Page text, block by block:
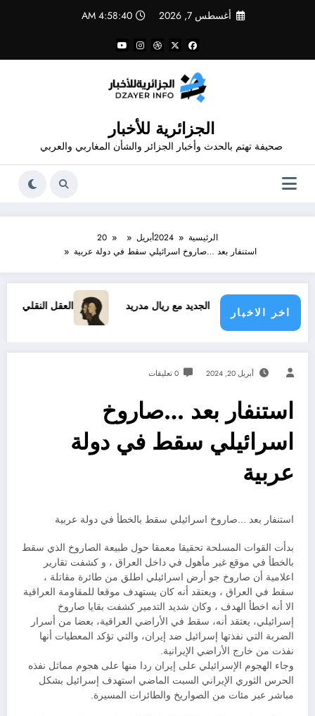
أغسطس 7, 2026 4:58:41 AM
الجزائرية للأخبار
صحيفة تهتم بالحدث وأخبار الجزائر والشأن المغاربي والعربي
الرئيسية 2024أبريل
20
استنفار بعد …صاروخ اسرائيلي سقط في دولة عربية
اخر الاخبار
عقد فينيسيوس الجديد مع ريال مدريد العقل النقلي لا يبدع
أبريل 20, 2024 0 تعليقات
استنفار بعد …صاروخ
اسرائيلي سقط في دولة
عربية
استنفار بعد …صاروخ اسرائيلي سقط بالخطأ في دولة عربية
بدأت القوات المسلحة تحقيقا معمقا حول طبيعة الصاروخ الذي سقط
بالخطأ في موقع غير مأهول في داخل العراق ، و كشفت تقارير
اعلامية أن صاروخ جو أرض اسرائيلي اطلق من طائرة مقاتلة ،
سقط في العراق ، ويعتقد أنه كان يستهدف موقعا للمقاومة العراقية
الا أنه اخطأ الهدف ، وكان شديد التدمير كشفت بقايا صاروخ
إسرائيلي، يعتقد أنه، سقط في الأراضي العراقية، بعضا من أسرار
الضربة التي نفذتها إسرائيل ضد إيران، والتي تؤكد المعطيات أنها
نفذت من خارج الأراضي الإيرانية.
وجاء الهجوم الإسرائيلي على إيران ردا منها على هجوم مماثل نفذه
الحرس الثوري الإيراني السبت الماضي استهدف إسرائيل بشكل
مباشر عبر مئات من الصواريخ والطائرات المسيرة.